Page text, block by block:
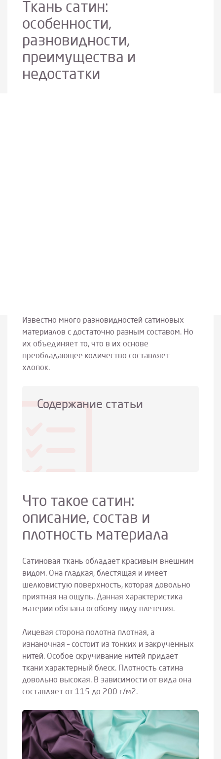
Ткань сатин:
особенности,
разновидности,
преимущества и
недостатки
Известно много разновидностей сатиновых
материалов с достаточно разным составом. Но
их объединяет то, что в их основе
преобладающее количество составляет
хлопок.
Содержание статьи
Что такое сатин:
описание, состав и
плотность материала
Сатиновая ткань обладает красивым внешним
видом. Она гладкая, блестящая и имеет
шелковистую поверхность, которая довольно
приятная на ощупь. Данная характеристика
материи обязана особому виду плетения.
Лицевая сторона полотна плотная, а
изнаночная – состоит из тонких и закрученных
нитей. Особое скручивание нитей придает
ткани характерный блеск. Плотность сатина
довольно высокая. В зависимости от вида она
составляет от 115 до 200 г/м2.